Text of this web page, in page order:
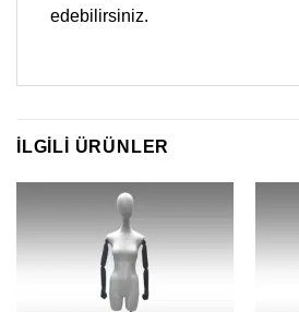
edebilirsiniz.
İLGILI ÜRÜNLER